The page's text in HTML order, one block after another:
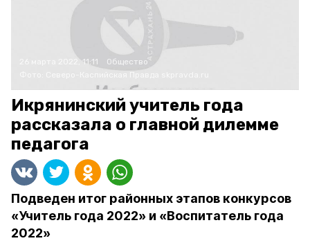
26 марта 2022, 11:11
Общество
Икрянинский учитель года
рассказала о главной дилемме
педагога
Подведен итог районных этапов конкурсов
«Учитель года 2022» и «Воспитатель года
2022»